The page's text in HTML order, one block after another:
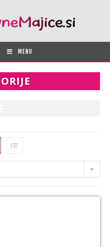
MENU